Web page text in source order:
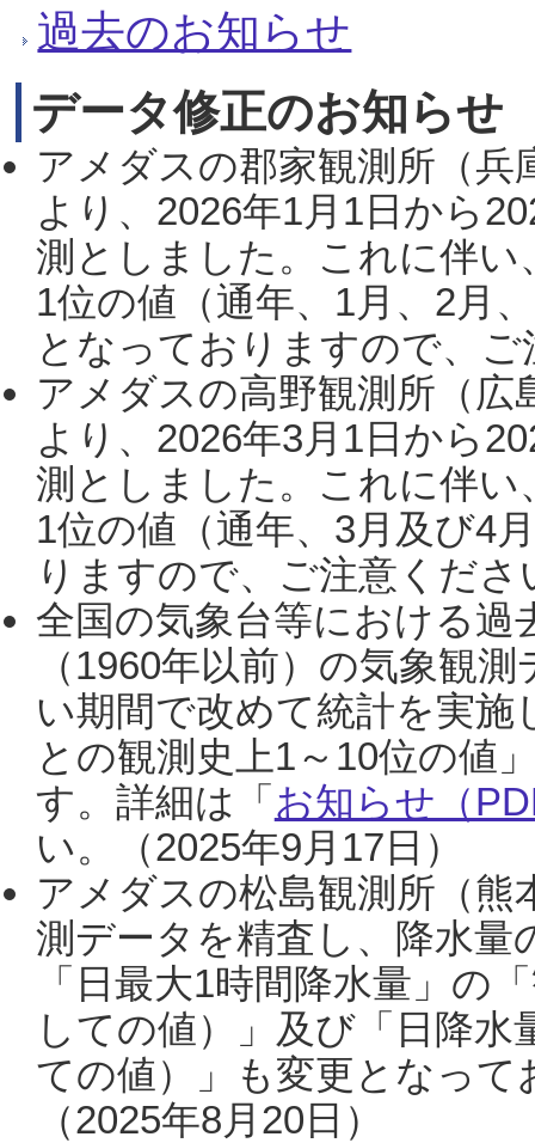
過去のお知らせ
データ修正のお知らせ
アメダスの郡家観測所（
より、2026年1月1日から
測としました。これに伴い
1位の値（通年、1月、2月
となっておりますので、
アメダスの高野観測所（
より、2026年3月1日から
測としました。これに伴い
1位の値（通年、3月及び4
りますので、ご注意くだ
全国の気象台等における過
（1960年以前）の気象観
い期間で改めて統計を実
との観測史上1～10位の値
す。詳細は「 お知らせ（
い。（2025年9月17日）
アメダスの松島観測所（熊
測データを精査し、降水
「日最大1時間降水量」の
しての値）」及び「日降
ての値）」も変更となっ
（2025年8月20日）